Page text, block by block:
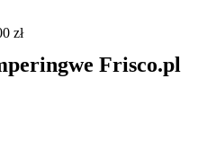
zł
we Frisco.pl